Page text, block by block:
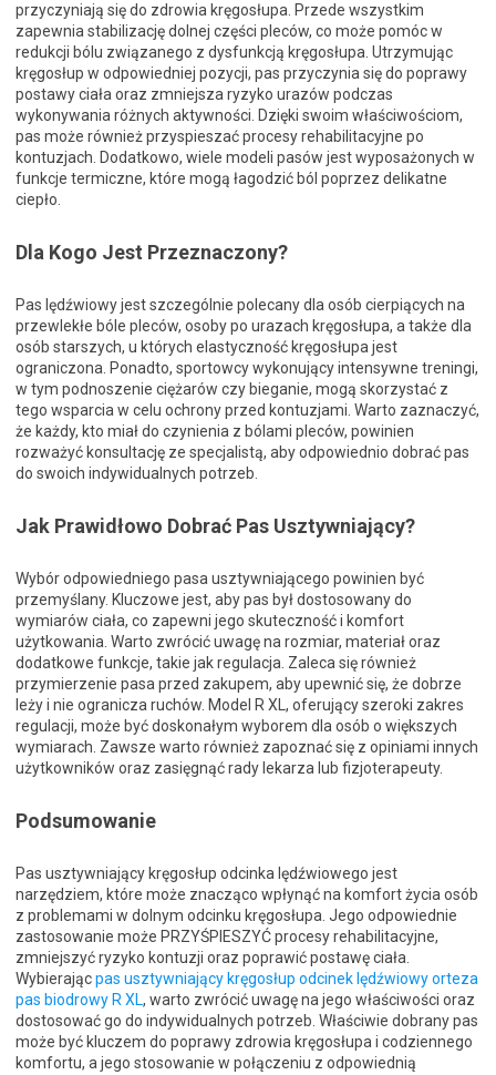
przyczyniają się do zdrowia kręgosłupa. Przede wszystkim
zapewnia stabilizację dolnej części pleców, co może pomóc w
redukcji bólu związanego z dysfunkcją kręgosłupa. Utrzymując
kręgosłup w odpowiedniej pozycji, pas przyczynia się do poprawy
postawy ciała oraz zmniejsza ryzyko urazów podczas
wykonywania różnych aktywności. Dzięki swoim właściwościom,
pas może również przyspieszać procesy rehabilitacyjne po
kontuzjach. Dodatkowo, wiele modeli pasów jest wyposażonych w
funkcje termiczne, które mogą łagodzić ból poprzez delikatne
ciepło.
Dla Kogo Jest Przeznaczony?
Pas lędźwiowy jest szczególnie polecany dla osób cierpiących na
przewlekłe bóle pleców, osoby po urazach kręgosłupa, a także dla
osób starszych, u których elastyczność kręgosłupa jest
ograniczona. Ponadto, sportowcy wykonujący intensywne treningi,
w tym podnoszenie ciężarów czy bieganie, mogą skorzystać z
tego wsparcia w celu ochrony przed kontuzjami. Warto zaznaczyć,
że każdy, kto miał do czynienia z bólami pleców, powinien
rozważyć konsultację ze specjalistą, aby odpowiednio dobrać pas
do swoich indywidualnych potrzeb.
Jak Prawidłowo Dobrać Pas Usztywniający?
Wybór odpowiedniego pasa usztywniającego powinien być
przemyślany. Kluczowe jest, aby pas był dostosowany do
wymiarów ciała, co zapewni jego skuteczność i komfort
użytkowania. Warto zwrócić uwagę na rozmiar, materiał oraz
dodatkowe funkcje, takie jak regulacja. Zaleca się również
przymierzenie pasa przed zakupem, aby upewnić się, że dobrze
leży i nie ogranicza ruchów. Model R XL, oferujący szeroki zakres
regulacji, może być doskonałym wyborem dla osób o większych
wymiarach. Zawsze warto również zapoznać się z opiniami innych
użytkowników oraz zasięgnąć rady lekarza lub fizjoterapeuty.
Podsumowanie
Pas usztywniający kręgosłup odcinka lędźwiowego jest
narzędziem, które może znacząco wpłynąć na komfort życia osób
z problemami w dolnym odcinku kręgosłupa. Jego odpowiednie
zastosowanie może PRZYŚPIESZYĆ procesy rehabilitacyjne,
zmniejszyć ryzyko kontuzji oraz poprawić postawę ciała.
Wybierającpas usztywniający kręgosłup odcinek lędźwiowy orteza
pas biodrowy R XL, warto zwrócić uwagę na jego właściwości oraz
dostosować go do indywidualnych potrzeb. Właściwie dobrany pas
może być kluczem do poprawy zdrowia kręgosłupa i codziennego
komfortu, a jego stosowanie w połączeniu z odpowiednią